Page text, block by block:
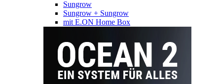
Sungrow
Sungrow + Sungrow
mit E.ON Home Box